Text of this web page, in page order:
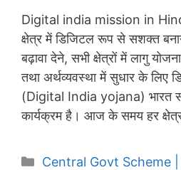
Digital india mission in
क्षेत्र में डिजिटल रूप से सशक्त
बढ़ावा देने, सभी क्षेत्रों में लागु
तथा अर्थव्यवस्था में सुधार के लिए
(Digital India yojana) भारत
कार्यक्रम है। आज के समय हर
Categories
Central Govt Scheme